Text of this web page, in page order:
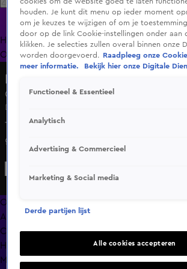
Zoeken
HomeUitzending Gemist Programma's De
OranjezomerLivestreamsShop
Complete chaos tijdens de opdracht
Di 12 mei, 14:45
Tijdens de opdracht moet één iemand
gefocust blijven, terwijl de rest juist
afleiding zorgt.
Overzicht
Afleveringen
Clips
Hoe is het nu met?
Macdate met Nick Eshuis
houden. Je kunt dit menu op ieder moment
om je keuzes te wijzigen of om je
door op de link Cookie-instellingen onder aan
klikken. Je selecties zullen overal binnen onze
worden doorgevoerd.
Raadpleeg onze
meer informatie.
Bekijk hier onze Digitale
Functioneel & Essentieel
Analytisch
Advertising & Commercieel
Marketing & Social media
Derde partijen lijst
Alle cookies accepteren